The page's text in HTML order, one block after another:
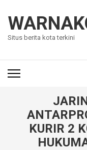
konten
(Tekan
Situs berita kota terkini
KURIR 2